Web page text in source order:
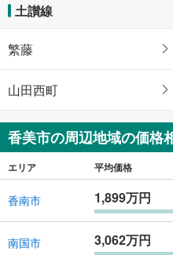
土讃線
繁藤
山田西町
香美市の周辺地域の価格
エリア 平均価格
香南市 1,899万円
南国市 3,062万円